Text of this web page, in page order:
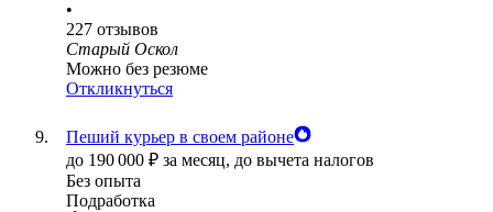
•
227 отзывов
Старый Оскол
Можно без резюме
Откликнуться
Пеший курьер в своем районе
до 190 000 ₽ за месяц, до вычета налогов
Без опыта
Подработка